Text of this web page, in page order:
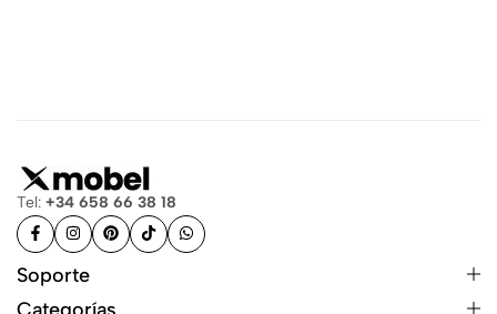
Tel: +34 658 66 38 18
Soporte
Categorías